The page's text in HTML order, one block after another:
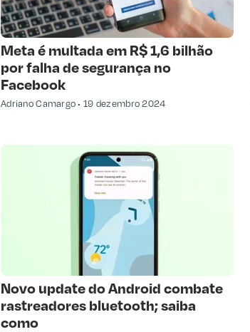
Meta é multada em R$ 1,6 bilhão
por falha de segurança no
Facebook
Adriano Camargo 19 dezembro 2024
Novo update do Android combate
rastreadores bluetooth; saiba
como